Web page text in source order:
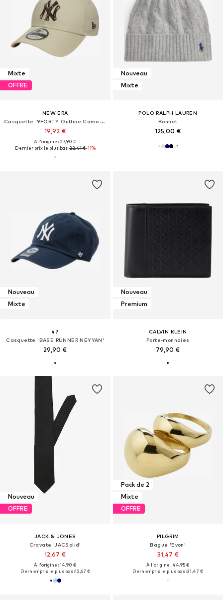
Mixte
OFFRE
NEW ERA
Casquette '9FORTY Outline Camo New York Yankees MLB'
19,92 €
À l'origine : 27,90 €
Dernier prix le plus bas :22,41 €-11%
Nouveau
Mixte
POLO RALPH LAUREN
Bonnet
125,00 €
+1
Nouveau
Mixte
47
Casquette 'BASE RUNNER NEYYAN'
29,90 €
Nouveau
Premium
CALVIN KLEIN
Porte-monnaies
79,90 €
Nouveau
OFFRE
JACK & JONES
Cravate 'JACSolid'
12,67 €
À l'origine : 14,90 €
Dernier prix le plus bas :12,67 €
Pack de 2
Mixte
OFFRE
PILGRIM
Bague 'Evon'
31,47 €
À l'origine : 44,95 €
Dernier prix le plus bas :31,47 €